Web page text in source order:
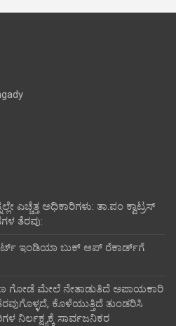
ಎಚ್ಚೆತ್ತ ಅಧಿಕಾರಿಗಳು: ತಾ.ಪಂ ಕ್ವಾಟ್ರಸ್
ತೆರವು:
ಇಂಡಿಯಾ ಬುಕ್ ಆಪ್ ರೆಕಾರ್ಡ್‌ಗೆ
ಗೋಡೆ ಮೇಲೆ ನೇತಾಡುತಿದೆ ಅಪಾಯಕಾರಿ
ಕೊಳೆಯುತ್ತಿದೆ ತುಂಡರಿಸಿ
ನಿರ್ಲಕ್ಷ್ಯಕ್ಕೆ ಸಾರ್ವಜನಿಕರ